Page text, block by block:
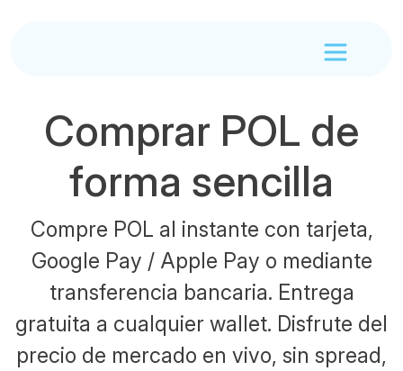
Comprar POL de
forma sencilla
Compre POL al instante con tarjeta,
Google Pay / Apple Pay o mediante
transferencia bancaria. Entrega
gratuita a cualquier wallet. Disfrute del
precio de mercado en vivo, sin spread,